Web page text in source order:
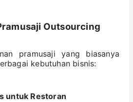
Outsourcing
pramusaji yang biasanya
kebutuhan bisnis:
untuk Restoran